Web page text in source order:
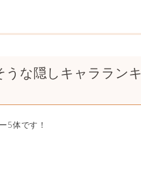
な隠しキャラランキ
5体です！